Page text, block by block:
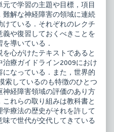
で学習の主題や目標，項目
解な神経障害の領域に連続
ている．それぞれのレクチ
や復習しておくべきことを
導いている．
心がけたテキストであると
療ガイドライン2009におけ
なっている．また，世界的
索しているのも特徴のひとつ
経障害領域の評価のあり方
れらの取り組みは教科書と
学療法の歴史がそれを許して
で世代が交代してきている